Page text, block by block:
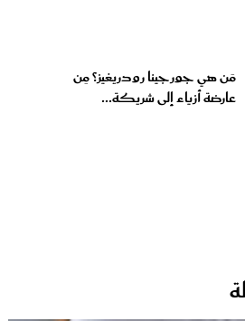
مَن هي جورجينا رودريغيز؟ مِن
عارضة أزياء إلى شريكة...